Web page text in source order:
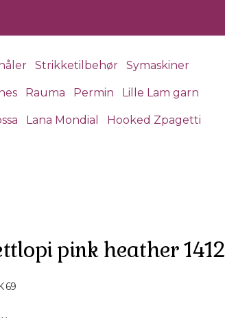
Strikketilbehør Symaskiner
Rauma Permin Lille Lam garn
Lana Mondial Hooked Zpagetti
pink heather 1412
69